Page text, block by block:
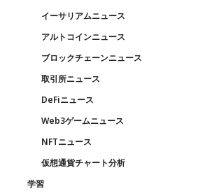
イーサリアムニュース
アルトコインニュース
ブロックチェーンニュース
取引所ニュース
DeFiニュース
Web3ゲームニュース
NFTニュース
仮想通貨チャート分析
学習